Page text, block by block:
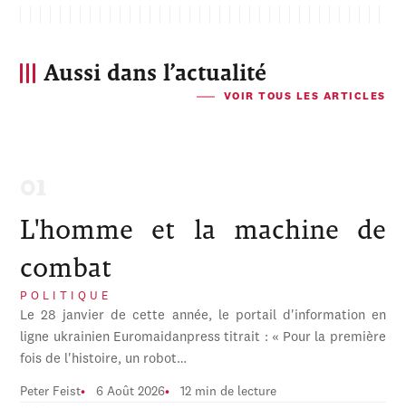
Aussi dans l’actualité
VOIR TOUS LES ARTICLES
L'homme et la machine de
combat
POLITIQUE
Le 28 janvier de cette année, le portail d'information en
ligne ukrainien Euromaidanpress titrait : « Pour la première
fois de l'histoire, un robot…
Peter Feist 6 Août 2026 12 min de lecture